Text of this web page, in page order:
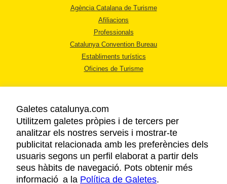
Agència Catalana de Turisme
Afiliacions
Professionals
Catalunya Convention Bureau
Establiments turístics
Oficines de Turisme
AVÍS LEGAL
POLÍTICA DE PRIVACITAT
COOKIES
ACCESSIBILITAT
Galetes catalunya.com
Utilitzem galetes pròpies i de tercers per
analitzar els nostres serveis i mostrar-te
publicitat relacionada amb les preferències dels
usuaris segons un perfil elaborat a partir dels
seus hàbits de navegació. Pots obtenir més
informació a la Política de Galetes.